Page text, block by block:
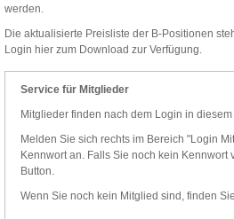
werden.
Die aktualisierte Preisliste der B-Positionen
Login hier zum Download zur Verfügung.
Service für Mitglieder
Mitglieder finden nach dem Login in
Melden Sie sich rechts im Bereich "Login
Kennwort an. Falls Sie noch kein
Button.
Wenn Sie noch kein Mitglied sind, finden